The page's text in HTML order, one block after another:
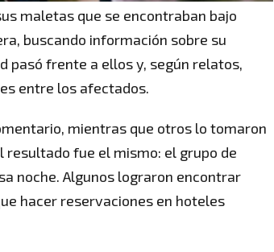
maletas que se encontraban bajo
buscando información sobre su
pasó frente a ellos y, según relatos,
entre los afectados.
mientras que otros lo tomaron
resultado fue el mismo: el grupo de
noche. Algunos lograron encontrar
hacer reservaciones en hoteles